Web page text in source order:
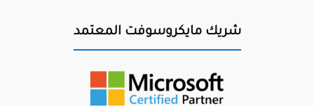
شريك مايكروسوفت المعتمد